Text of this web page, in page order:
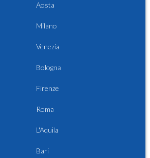
Aosta
Milano
Venezia
Bologna
Firenze
Roma
L'Aquila
Bari